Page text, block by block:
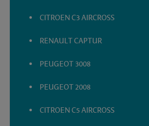
CITROEN C3 AIRCROSS
RENAULT CAPTUR
PEUGEOT 3008
PEUGEOT 2008
CITROEN C5 AIRCROSS